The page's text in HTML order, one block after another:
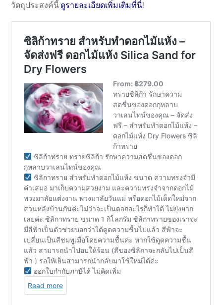
วัตถุประสงค์นี้ ดูรายละเอียดเพิ่มเติมที่นี่!